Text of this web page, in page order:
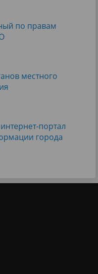
по правам
местного
портал
города